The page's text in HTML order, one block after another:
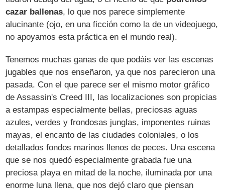
cazar ballenas, lo que nos parece simplemente
alucinante (ojo, en una ficción como la de un videojuego,
no apoyamos esta práctica en el mundo real).
Tenemos muchas ganas de que podáis ver las escenas
jugables que nos enseñaron, ya que nos parecieron una
pasada. Con el que parece ser el mismo motor gráfico
de Assassin's Creed III, las localizaciones son propicias
a estampas especialmente bellas, preciosas aguas
azules, verdes y frondosas junglas, imponentes ruinas
mayas, el encanto de las ciudades coloniales, o los
detallados fondos marinos llenos de peces. Una escena
que se nos quedó especialmente grabada fue una
preciosa playa en mitad de la noche, iluminada por una
enorme luna llena, que nos dejó claro que piensan